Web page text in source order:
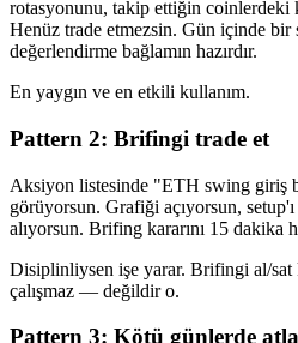
rotasyonunu, takip ettiğin coinlerdeki
Henüz trade etmezsin. Gün içinde bir
değerlendirme bağlamın hazırdır.
En yaygın ve en etkili kullanım.
Pattern 2: Brifingi trade et
Aksiyon listesinde "ETH swing giriş
görüyorsun. Grafiği açıyorsun,
alıyorsun. Brifing kararını 15 dakika
Disiplinliysen işe yarar. Brifingi al/sat
çalışmaz — değildir o.
Pattern 3: Kötü günlerde atla